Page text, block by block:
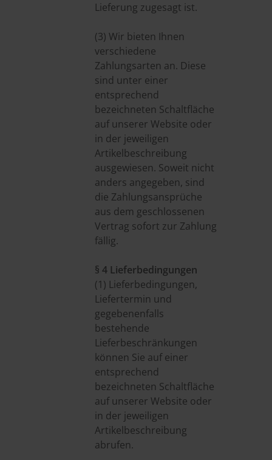
Lieferung zugesagt ist.
(3) Wir bieten Ihnen
verschiedene
Zahlungsarten an. Diese
sind unter einer
entsprechend
bezeichneten Schaltfläche
auf unserer Website oder
in der jeweiligen
Artikelbeschreibung
ausgewiesen. Soweit nicht
anders angegeben, sind
die Zahlungsansprüche
aus dem geschlossenen
Vertrag sofort zur Zahlung
fällig.
§ 4 Lieferbedingungen
(1) Lieferbedingungen,
Liefertermin und
gegebenenfalls
bestehende
Lieferbeschränkungen
können Sie auf einer
entsprechend
bezeichneten Schaltfläche
auf unserer Website oder
in der jeweiligen
Artikelbeschreibung
abrufen.